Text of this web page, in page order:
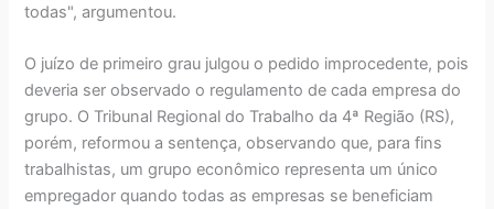
todas", argumentou.
O juízo de primeiro grau julgou o pedido improcedente, pois
deveria ser observado o regulamento de cada empresa do
grupo. O Tribunal Regional do Trabalho da 4ª Região (RS),
porém, reformou a sentença, observando que, para fins
trabalhistas, um grupo econômico representa um único
empregador quando todas as empresas se beneficiam